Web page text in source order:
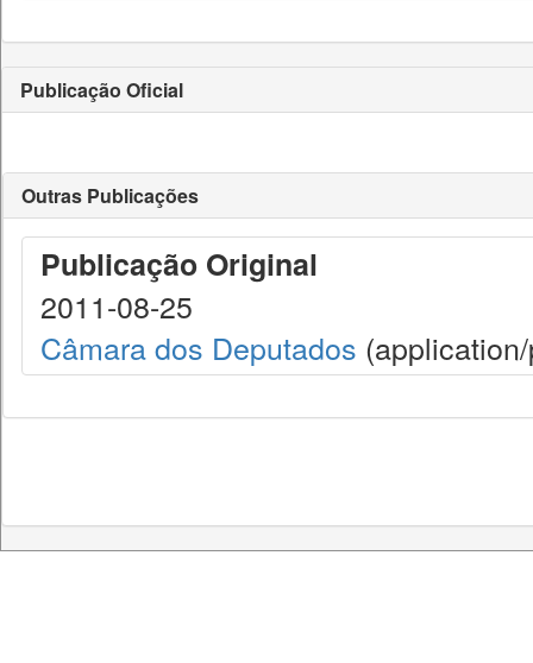
Publicação Oficial
Outras Publicações
Publicação Original
2011-08-25
Câmara dos Deputados